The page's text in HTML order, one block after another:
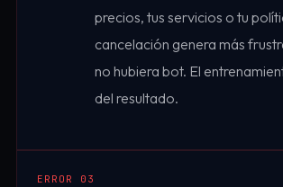
precios, tus servicios o tu
cancelación genera más
no hubiera bot. El
del resultado.
ERROR 03